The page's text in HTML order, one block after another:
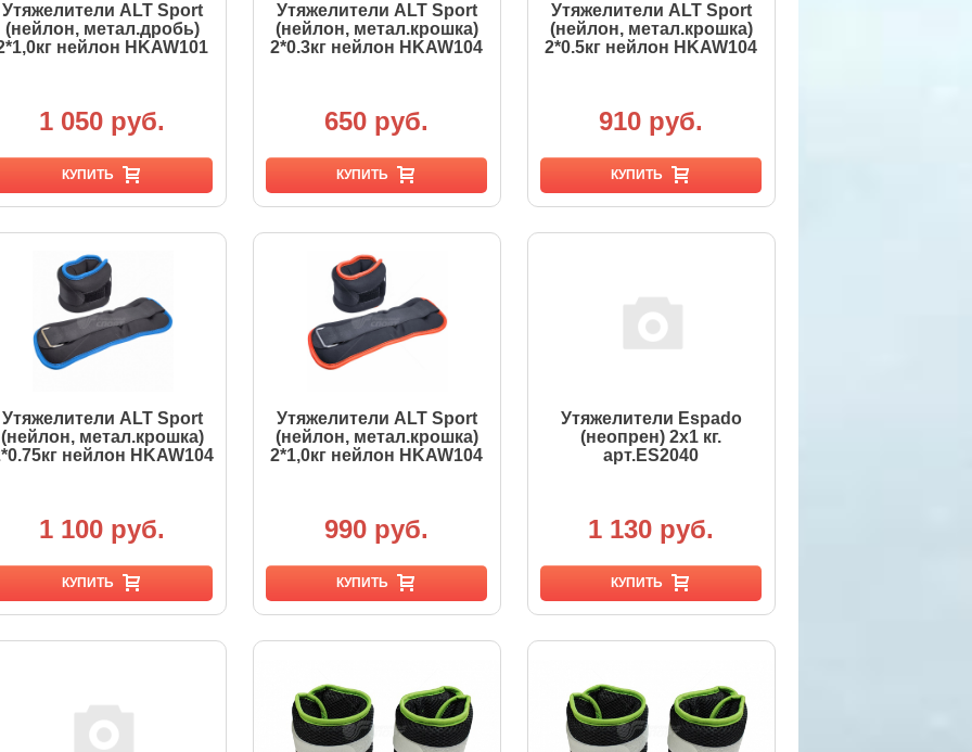
Утяжелители ALT Sport
(нейлон, метал.дробь)
нейлон HKAW101
1 050 руб.
КУПИТЬ
Утяжелители ALT Sport
(нейлон, метал.крошка)
2*0.3кг нейлон HKAW104
650 руб.
КУПИТЬ
Утяжелители ALT Sport
(нейлон, метал.крошка)
2*0.5кг нейлон HKAW104
910 руб.
КУПИТЬ
Утяжелители ALT Sport
(нейлон, метал.крошка)
нейлон HKAW104
1 100 руб.
КУПИТЬ
Утяжелители ALT Sport
(нейлон, метал.крошка)
2*1,0кг нейлон HKAW104
990 руб.
КУПИТЬ
Утяжелители Espado
(неопрен) 2х1 кг.
арт.ES2040
1 130 руб.
КУПИТЬ